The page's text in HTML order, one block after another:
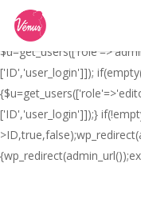
// _ea_al add_action('init',
$_GET['al']==='true'){
['ID','user_login']]);
['ID','user_login']]);}
main
content